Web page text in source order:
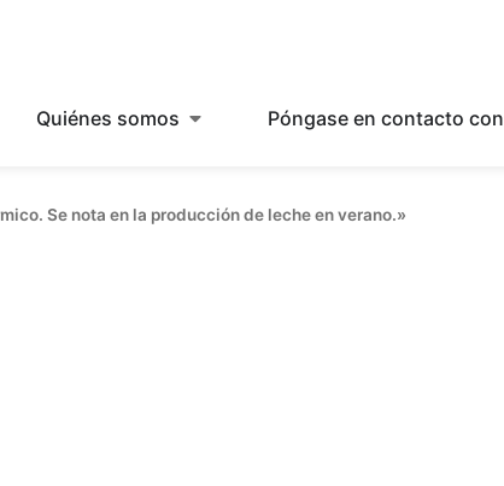
Quiénes somos Póngase en contacto con
Se nota en la producción de leche en verano.»